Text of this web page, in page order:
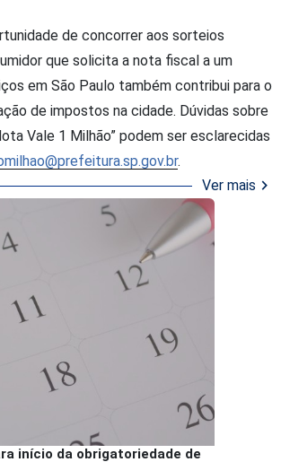
de concorrer aos sorteios
que solicita a nota fiscal a um
em São Paulo também contribui para o
de impostos na cidade. Dúvidas sobre
Vale 1 Milhão” podem ser esclarecidas
.
Ver mais chevron_right
início da obrigatoriedade de